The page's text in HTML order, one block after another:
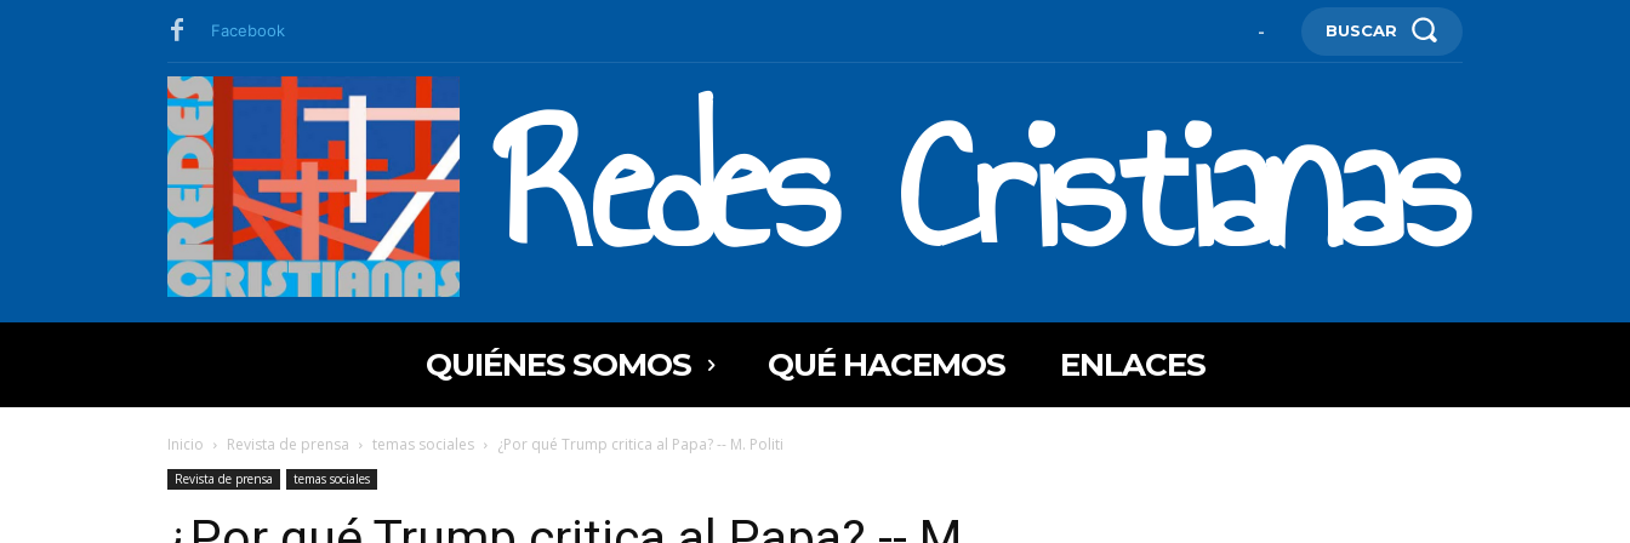
Facebook - BUSCAR
Redes Cristianas
QUIÉNES SOMOS QUÉ HACEMOS ENLACES
Inicio Revista de prensa temas sociales ¿Por qué Trump critica al Papa? -- M. Politi
Revista de prensa temas sociales